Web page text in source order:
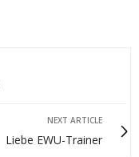
NEXT ARTICLE
Liebe EWU-Trainer